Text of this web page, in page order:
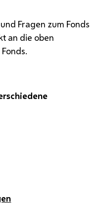
Fragen zum Fonds
an die oben